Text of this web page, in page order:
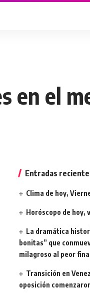
en el
Entradas
Clima de hoy,
Horóscopo de hoy,
La dramática
bonitas” que
milagroso al peor final
Transición en
oposición